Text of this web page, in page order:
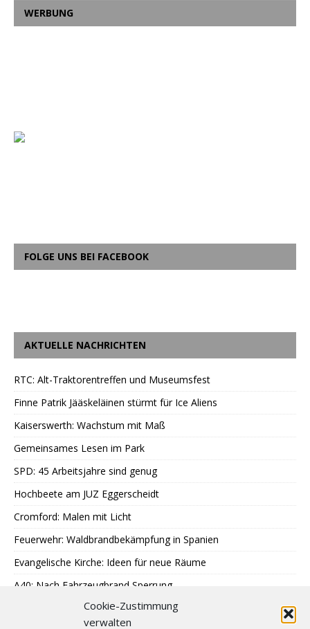
Cookie-Zustimmung
verwalten
WERBUNG
FOLGE UNS BEI FACEBOOK
AKTUELLE NACHRICHTEN
RTC: Alt-Traktorentreffen und Museumsfest
Finne Patrik Jääskeläinen stürmt für Ice Aliens
Kaiserswerth: Wachstum mit Maß
Gemeinsames Lesen im Park
SPD: 45 Arbeitsjahre sind genug
Hochbeete am JUZ Eggerscheidt
Cromford: Malen mit Licht
Feuerwehr: Waldbrandbekämpfung in Spanien
Evangelische Kirche: Ideen für neue Räume
A40: Nach Fahrzeugbrand Sperrung
MercatorJazz im September